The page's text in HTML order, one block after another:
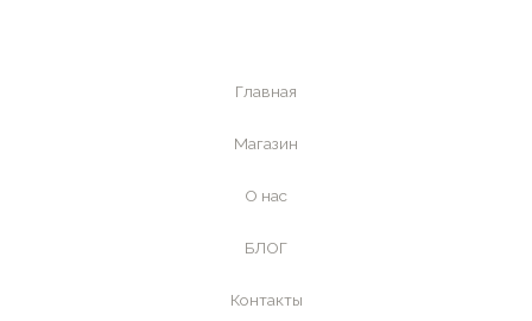
Главная
Магазин
О нас
БЛОГ
Контакты